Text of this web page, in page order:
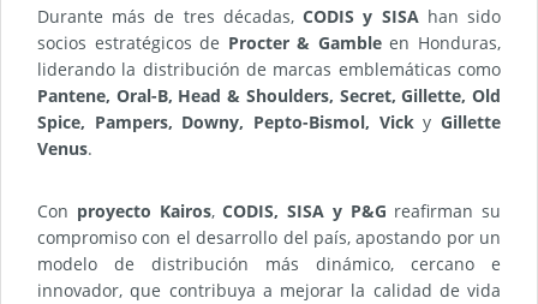
Durante más de tres décadas,CODIS y SISAhan sido
socios estratégicos de Procter & Gambleen Honduras,
liderando la distribución de marcas emblemáticas como
Pantene, Oral-B, Head & Shoulders, Secret, Gillette, Old
Spice, Pampers, Downy, Pepto-Bismol, VickyGillette
Venus.
Con proyecto Kairos,CODIS, SISA y P&G reafirman su
compromiso con el desarrollo del país, apostando por un
modelo de distribución más dinámico, cercano e
innovador, que contribuya a mejorar la calidad de vida